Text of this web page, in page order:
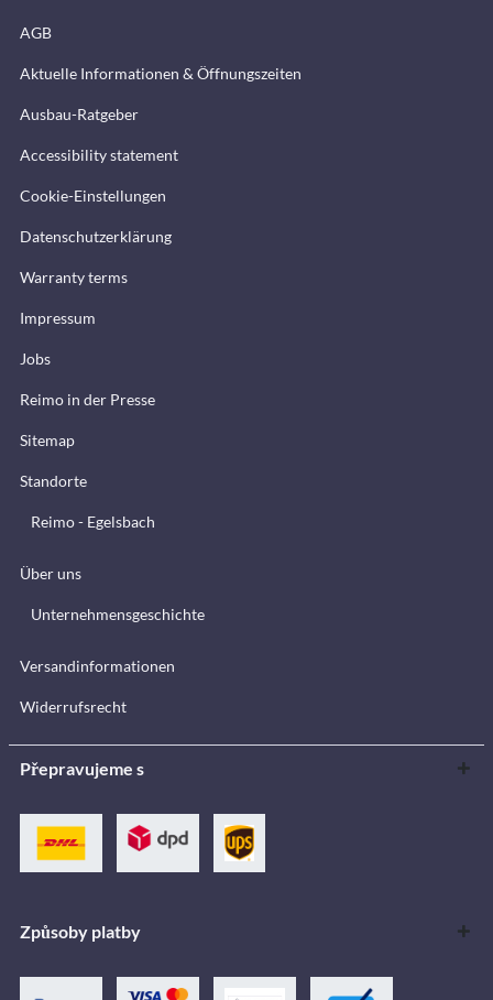
AGB
Aktuelle Informationen & Öffnungszeiten
Ausbau-Ratgeber
Accessibility statement
Cookie-Einstellungen
Datenschutzerklärung
Warranty terms
Impressum
Jobs
Reimo in der Presse
Sitemap
Standorte
Reimo - Egelsbach
Über uns
Unternehmensgeschichte
Versandinformationen
Widerrufsrecht
Přepravujeme s
Způsoby platby